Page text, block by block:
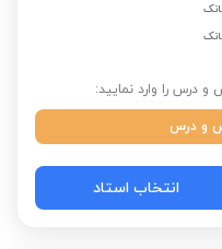
درس را وارد نمایید:
و درس
انتخاب استاد